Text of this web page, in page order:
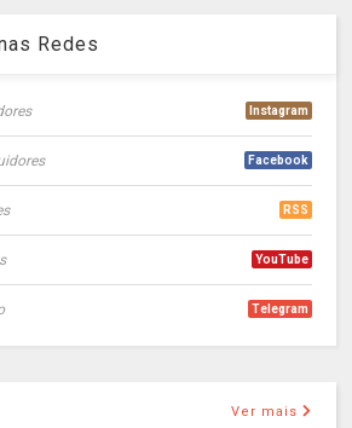
Redes
Instagram
Facebook
RSS
YouTube
Telegram
Ver mais